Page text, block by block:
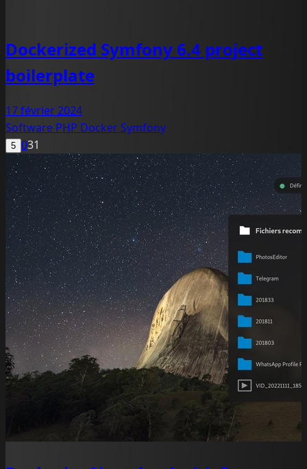
Dockerized Symfony 6.4 project
boilerplate
17 février 2024
Software PHP DockerSymfony
5 031